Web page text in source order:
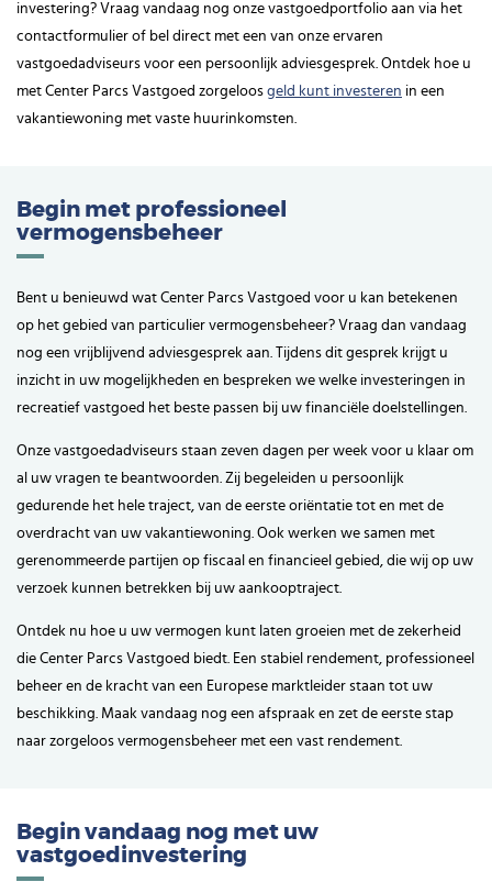
investering? Vraag vandaag nog onze vastgoedportfolio aan via het
contactformulier of bel direct met een van onze ervaren
vastgoedadviseurs voor een persoonlijk adviesgesprek. Ontdek hoe u
met Center Parcs Vastgoed zorgeloos geld kunt investeren in een
vakantiewoning met vaste huurinkomsten.
Begin met professioneel
vermogensbeheer
Bent u benieuwd wat Center Parcs Vastgoed voor u kan betekenen
op het gebied van particulier vermogensbeheer? Vraag dan vandaag
nog een vrijblijvend adviesgesprek aan. Tijdens dit gesprek krijgt u
inzicht in uw mogelijkheden en bespreken we welke investeringen in
recreatief vastgoed het beste passen bij uw financiële doelstellingen.
Onze vastgoedadviseurs staan zeven dagen per week voor u klaar om
al uw vragen te beantwoorden. Zij begeleiden u persoonlijk
gedurende het hele traject, van de eerste oriëntatie tot en met de
overdracht van uw vakantiewoning. Ook werken we samen met
gerenommeerde partijen op fiscaal en financieel gebied, die wij op uw
verzoek kunnen betrekken bij uw aankooptraject.
Ontdek nu hoe u uw vermogen kunt laten groeien met de zekerheid
die Center Parcs Vastgoed biedt. Een stabiel rendement, professioneel
beheer en de kracht van een Europese marktleider staan tot uw
beschikking. Maak vandaag nog een afspraak en zet de eerste stap
naar zorgeloos vermogensbeheer met een vast rendement.
Begin vandaag nog met uw
vastgoedinvestering